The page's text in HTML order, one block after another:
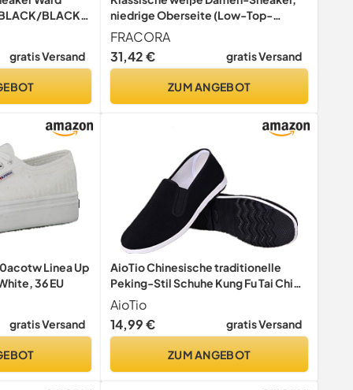
BLACK,
gratis Versand
niedrige Oberseite (Low-Top-
Sneakers), weiße Leinenschuhe,
leichte, lässige Canvas-Sneaker,
weiße Blumen, 43 EU
FRACORA
31,42 €
gratis Versand
ZUM ANGEBOT
Linea Up
36 EU
gratis Versand
AioTio Chinesische traditionelle
Peking-Stil Schuhe Kung Fu Tai Chi
Schuhe Gummisohle Unisex Schwarz
(260mm 42EU)
AioTio
14,99 €
gratis Versand
ZUM ANGEBOT